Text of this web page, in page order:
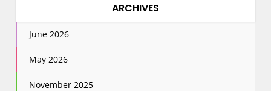
ARCHIVES
June 2026
May 2026
November 2025